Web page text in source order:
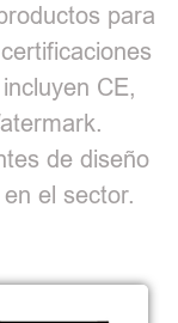
para
CE,
de diseño
el sector.